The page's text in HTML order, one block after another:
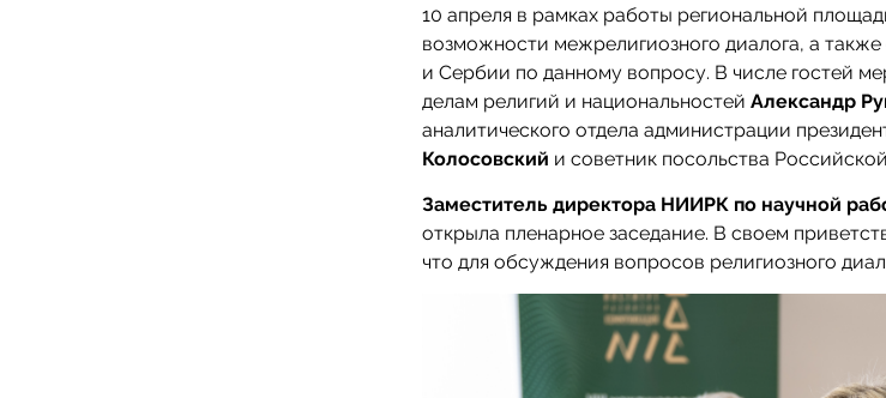
10 апреля в рамках работы региональной
возможности межрелигиозного диалога, а
и Сербии по данному вопросу. В числе гостей
делам религий и национальностей Александр
аналитического отдела администрации
Колосовский и советник посольства
Заместитель директора НИИРК по научной
открыла пленарное заседание. В своем
что для обсуждения вопросов религиозного